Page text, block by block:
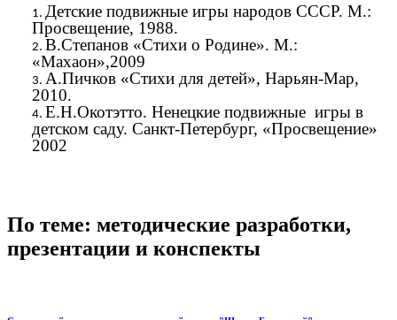
Детские подвижные игры народов СССР. М.:
Просвещение, 1988.
В.Степанов «Стихи о Родине». М.:
«Махаон»,2009
А.Пичков «Стихи для детей», Нарьян-Мар,
2010.
Е.Н.Окотэтто. Ненецкие подвижные игры в
детском саду. Санкт-Петербург, «Просвещение»
2002
По теме: методические разработки,
презентации и конспекты